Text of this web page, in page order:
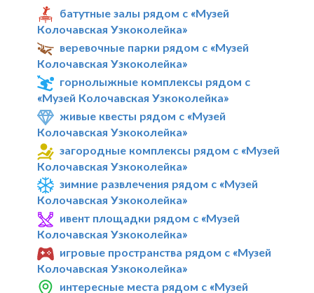
батутные залы рядом с «Музей
Колочавская Узкоколейка»
веревочные парки рядом с «Музей
Колочавская Узкоколейка»
горнолыжные комплексы рядом с
«Музей Колочавская Узкоколейка»
живые квесты рядом с «Музей
Колочавская Узкоколейка»
загородные комплексы рядом с «Музей
Колочавская Узкоколейка»
зимние развлечения рядом с «Музей
Колочавская Узкоколейка»
ивент площадки рядом с «Музей
Колочавская Узкоколейка»
игровые пространства рядом с «Музей
Колочавская Узкоколейка»
интересные места рядом с «Музей